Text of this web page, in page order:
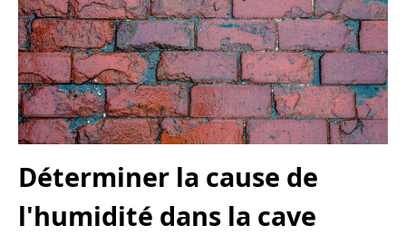
Déterminer la cause de
l'humidité dans la cave